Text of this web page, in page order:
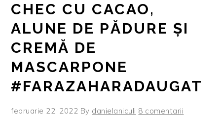
CHEC CU CACAO,
ALUNE DE PĂDURE ȘI
CREMĂ DE
MASCARPONE
#FARAZAHARADAUGAT
februarie 22, 2022 By danielaniculi 8 comentarii